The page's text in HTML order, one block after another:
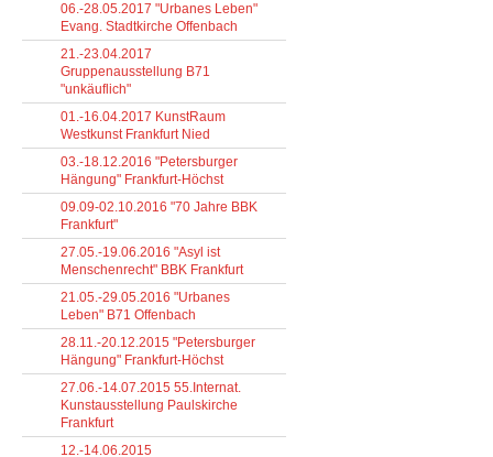
06.-28.05.2017 "Urbanes Leben"
Evang. Stadtkirche Offenbach
21.-23.04.2017
Gruppenausstellung B71
"unkäuflich"
01.-16.04.2017 KunstRaum
Westkunst Frankfurt Nied
03.-18.12.2016 "Petersburger
Hängung" Frankfurt-Höchst
09.09-02.10.2016 "70 Jahre BBK
Frankfurt"
27.05.-19.06.2016 "Asyl ist
Menschenrecht" BBK Frankfurt
21.05.-29.05.2016 "Urbanes
Leben" B71 Offenbach
28.11.-20.12.2015 "Petersburger
Hängung" Frankfurt-Höchst
27.06.-14.07.2015 55.Internat.
Kunstausstellung Paulskirche
Frankfurt
12.-14.06.2015